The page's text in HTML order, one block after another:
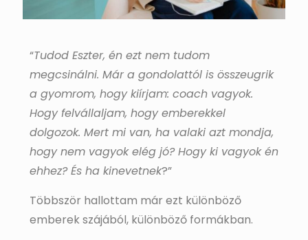
“Tudod Eszter, én ezt nem tudom
megcsinálni. Már a gondolattól is összeugrik
a gyomrom, hogy kiírjam: coach vagyok.
Hogy felvállaljam, hogy emberekkel
dolgozok. Mert mi van, ha valaki azt mondja,
hogy nem vagyok elég jó? Hogy ki vagyok én
ehhez? És ha kinevetnek?”
Többször hallottam már ezt különböző
emberek szájából, különböző formákban.